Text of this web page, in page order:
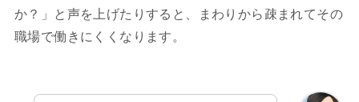
か？」と声を上げたりすると、まわりから疎まれてその
職場で働きにくくなります。